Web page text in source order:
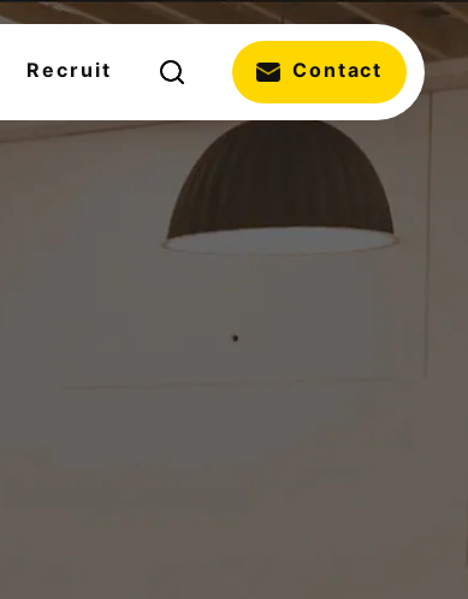
Recruit Contact